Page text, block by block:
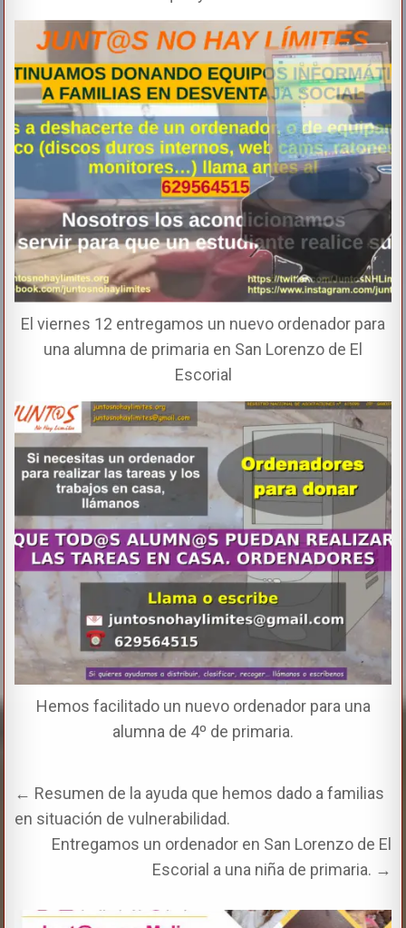
El viernes 12 entregamos un nuevo ordenador para
una alumna de primaria en San Lorenzo de El
Escorial
Hemos facilitado un nuevo ordenador para una
alumna de 4º de primaria.
← Resumen de la ayuda que hemos dado a familias
en situación de vulnerabilidad.
Entregamos un ordenador en San Lorenzo de El
Escorial a una niña de primaria. →